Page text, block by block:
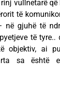
vullnetarë që
të
në gjuhë të
të
objektiv, ai
sa është